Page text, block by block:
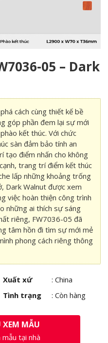
05 – Dark
cách cùng thiết kế bề
góp phần đem lại sự mới
kết thúc. Với chức
sàn đảm bảo tính an
tạo điểm nhấn cho không
trang trí điểm kết thúc
lấp những khoảng trống
Dark Walnut được xem
việc hoàn thiện công trình
những ai thích sự sáng
riêng, FW7036-05 đã
tâm hồn đi tìm sự mới mẻ
phong cách riêng thông
Xuất xứ
: China
Tình trạng : Còn hàng
XEM MẪU
tại nhà